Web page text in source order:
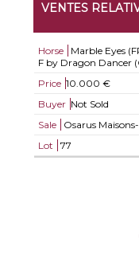
VENTES
Horse Marble Eyes
F by Dragon Dancer
Price 10.000 €
Buyer Not Sold
Sale
Osarus
Lot
77